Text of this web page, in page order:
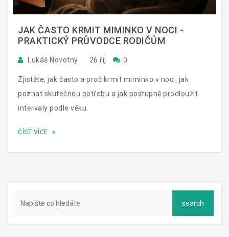
JAK ČASTO KRMIT MIMINKO V NOCI -
PRAKTICKÝ PRŮVODCE RODIČŮM
Lukáš Novotný 26 říj 0
Zjistěte, jak často a proč krmit miminko v noci, jak
poznat skutečnou potřebu a jak postupně prodloužit
intervaly podle věku.
ČÍST VÍCE